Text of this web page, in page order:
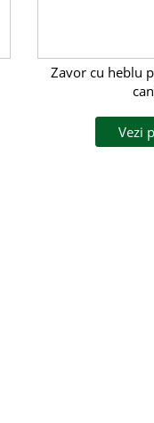
Zavor cu heblu
Vezi